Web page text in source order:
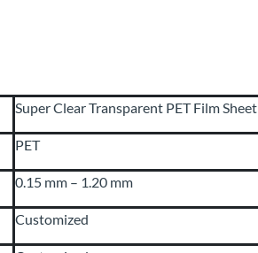
Super Clear Transparent PET Film Sheet
PET
0.15 mm – 1.20 mm
Customized